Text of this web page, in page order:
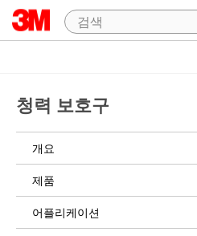
청력 보호구
개요
제품
어플리케이션